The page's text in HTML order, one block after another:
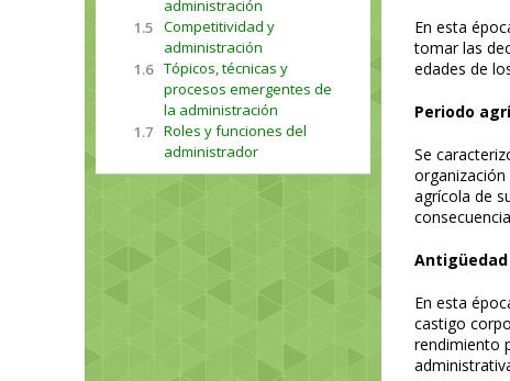
administración
1.5 Competitividad y
administración
1.6 Tópicos, técnicas y
procesos emergentes de
la administración
1.7 Roles y funciones del
administrador
En esta
tomar las
edades de
Periodo
Se
agrícola de
En esta
castigo
rendimiento